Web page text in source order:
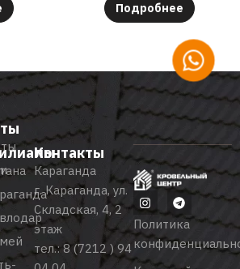
Подробнее
Контакты
Караганда
г. Караганда, ул.
Складская, 4, 2
этаж
тел.:8 (7212 ) 94
Политика